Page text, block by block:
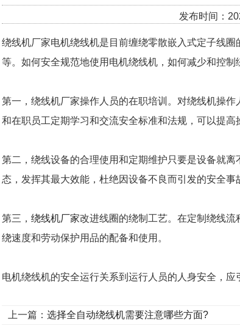
发布时间：
绕线机厂家电机绕线机是目前缠绕零散嵌入式定子线
等。如何安全规范地使用电机绕线机，如何减少和控
第一，绕线机厂家操作人员的在职培训。对绕线机操
和在职员工定期学习和交流安全标准和法规，可以提高
第二，绕线设备的合理使用和定期维护只要是设备就
态，发挥其最大效能，杜绝因设备不良而引发的安全事
第三， 绕线机厂家改进线圈的绕制工艺。在定制绕线
绕速度和劳动保护用品的配备和使用。
电机绕线机的安全运行关系到运行人员的人身安全，应
上一篇： 选择全自动绕线机需要注意哪些方面?